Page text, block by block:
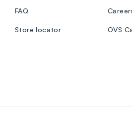
FAQ
Store locator OVS